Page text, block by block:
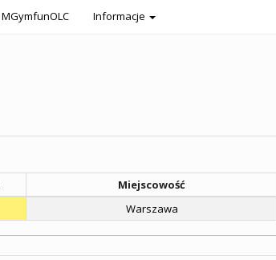
MGymfunOLC Informacje
Miejscowość
Warszawa